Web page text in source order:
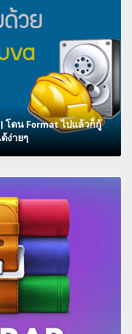
โดน Format ไปแล้วก็กู้
ง่ายๆ